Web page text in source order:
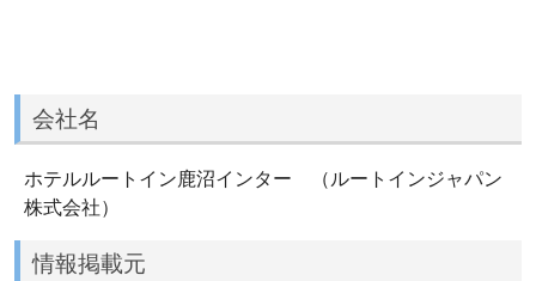
会社名
ホテルルートイン鹿沼インター （ルートインジャパン
株式会社）
情報掲載元